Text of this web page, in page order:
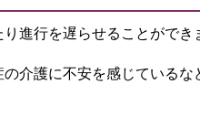
進行を遅らせることがで
介護に不安を感じている